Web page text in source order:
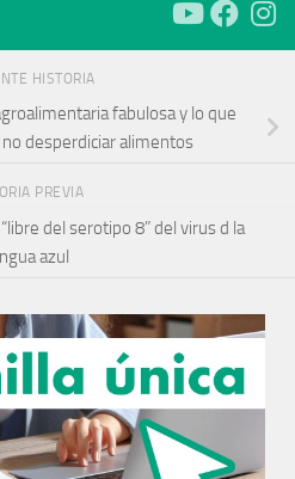
HISTORIA
fabulosa y lo que
no desperdiciar alimentos
PREVIA
del serotipo 8” del virus d la
azul